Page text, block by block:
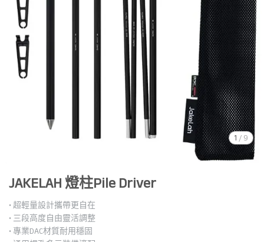
1 / 9
JAKELAH 燈柱Pile Driver
• 超輕量設計攜帶更自在
• 三段高度自由靈活調整
• 專業DAC材質耐用穩固